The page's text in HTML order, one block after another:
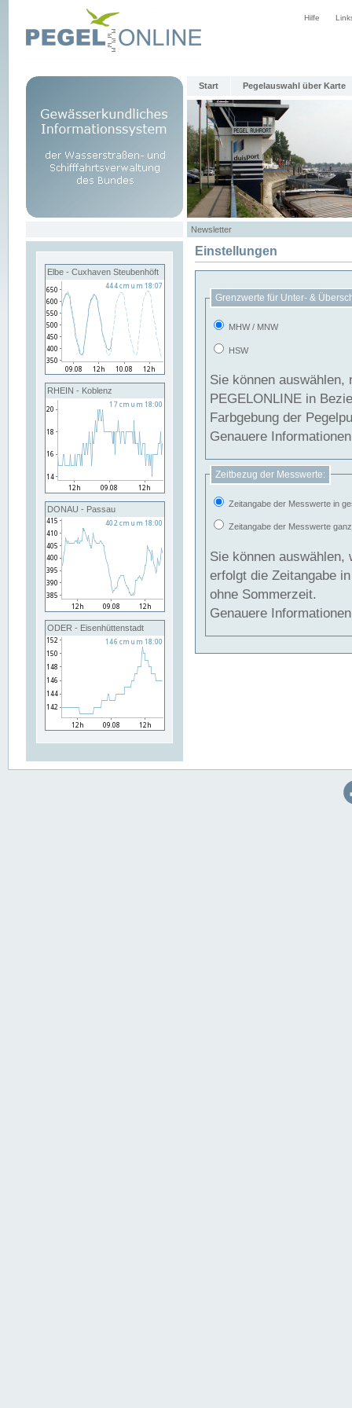
Hilfe
Start Pegelauswahl über Karte
Newsletter
Elbe - Cuxhaven Steubenhöft
RHEIN - Koblenz
DONAU - Passau
ODER - Eisenhüttenstadt
Einstellungen
Grenzwerte für Unter- &
MHW / MNW
HSW
Sie können
PEGELONLINE in Beziehung
Farbgebung der
Genauere
Zeitbezug der Messwerte:
Zeitangabe der Messwerte in
Zeitangabe der Messwerte
Sie können auswählen,
erfolgt die Zeitangabe
ohne Sommerzeit.
Genauere